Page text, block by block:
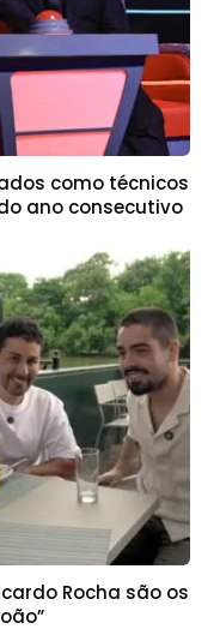
como técnicos
ano consecutivo
Rocha são os